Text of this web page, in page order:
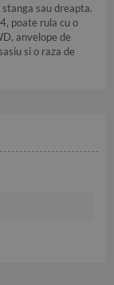
sau dreapta.
poate rula cu o
anvelope de
si o raza de